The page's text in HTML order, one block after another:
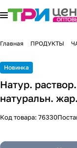
Главная ПРОДУКТЫ
Новинка
Натур.
натуральн.
Код товара: 76330